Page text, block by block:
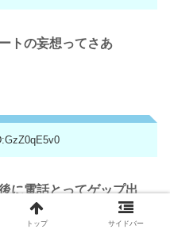
トの妄想ってさあ
に電話とってゲップ出
力炭酸取らないのは何
トップ サイドバー